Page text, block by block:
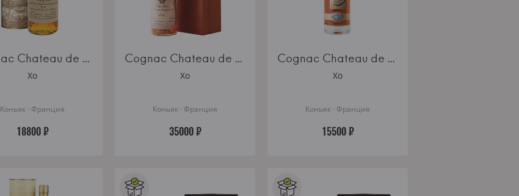
Cognac Chateau de Montifaud XO Millenium Petite Champagne AOC gift tube
Xo
Коньяк · Франция
18800 ₽
Cognac Chateau de Montifaud 30 Years Old
Xo
Коньяк · Франция
35000 ₽
Cognac Chateau de Montifaud XO Fine Petite Champagne AOC
Xo
Коньяк · Франция
15500 ₽